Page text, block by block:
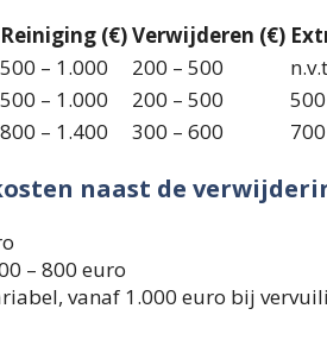
Reiniging (€)Verwijderen (€)
500 – 1.000 200 – 500
500 – 1.000 200 – 500
800 – 1.400 300 – 600
naast de
– 800 euro
vanaf 1.000 euro bij